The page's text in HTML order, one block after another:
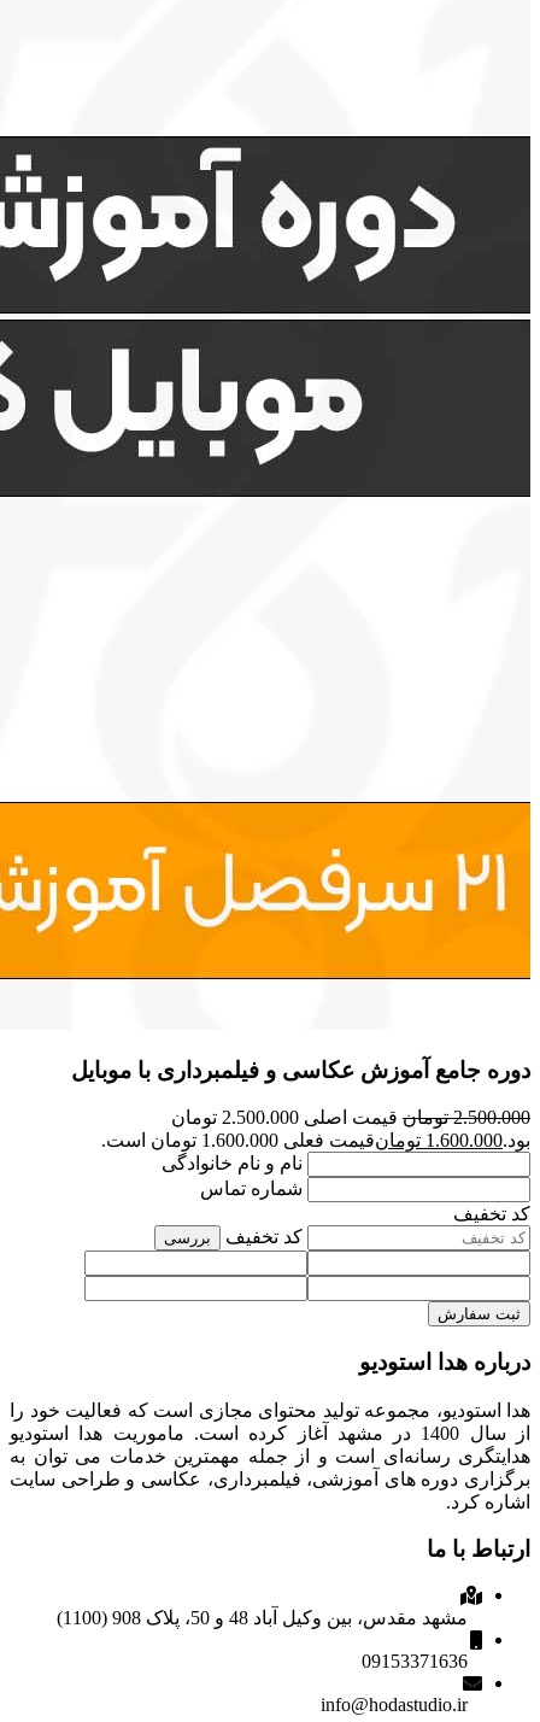
دوره جامع آموزش عکاسی و فیلمبرداری با موبایل
2.500.000 تومان
قیمت اصلی 2.500.000 تومان
بود.1.600.000 تومانقیمت فعلی 1.600.000 تومان است.
نام و نام خانوادگی
شماره تماس
کد تخفیف
کد تخفیف
بررسی
ثبت سفارش
درباره هدا استودیو
هدا استودیو، مجموعه تولید محتوای مجازی است که فعالیت خود را
از سال 1400 در مشهد آغاز کرده است. ماموریت هدا استودیو
هدایتگری رسانه‌ای است و از جمله مهمترین خدمات می توان به
برگزاری دوره های آموزشی، فیلمبرداری، عکاسی و طراحی سایت
اشاره کرد.
ارتباط با ما
مشهد مقدس، بین وکیل آباد 48 و 50، پلاک 908 (1100)
info@hodastudio.ir